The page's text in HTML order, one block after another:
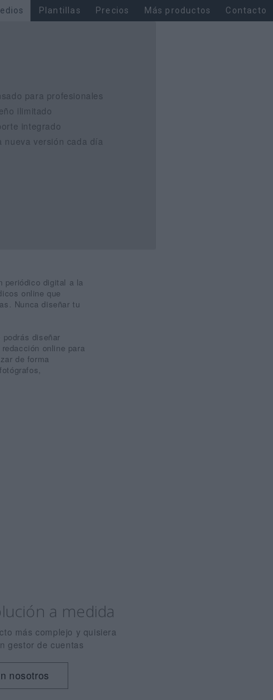
Plantillas Precios Más productos Contacto
para profesionales
ilimitado
integrado
nueva versión cada día
periódico digital a la
online que
Nunca diseñar tu
diseñar
online para
de forma
a medida
más complejo y quisiera
gestor de cuentas
nosotros